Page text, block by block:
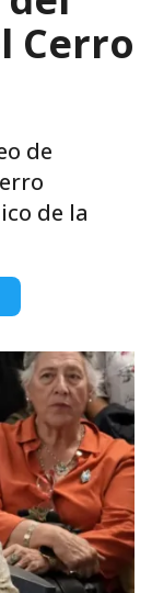
Cerro
de
de la